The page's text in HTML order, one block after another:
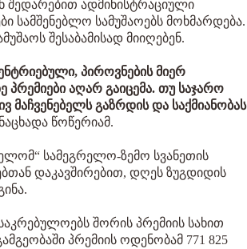
შედარებით ადმინისტრაციული
სამშენებლო სამუშაოებს მოხმარდება.
შესაბამისად მიიღებენ.
პიროვნების მიერ
პრემიები აღარ გაიცემა. თუ საჯარო
გაზრდის და საქმიანობას
წოწერიამ.
სამეგრელო-ზემო სვანეთის
დაკავშირებით, დღეს ზუგდიდის
შორის პრემიის სახით
პრემიის ოდენობამ 771 825